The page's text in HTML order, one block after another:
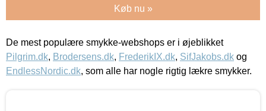
Køb nu »
De mest populære smykke-webshops er i øjeblikket
Pilgrim.dk, Brodersens.dk, FrederikIX.dk, SifJakobs.dk og
EndlessNordic.dk, som alle har nogle rigtig lækre smykker.